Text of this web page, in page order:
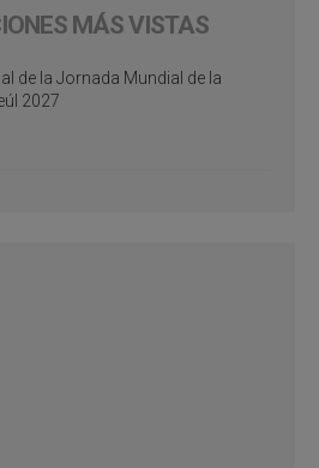
MÁS VISTAS
de la Jornada Mundial de la
2027